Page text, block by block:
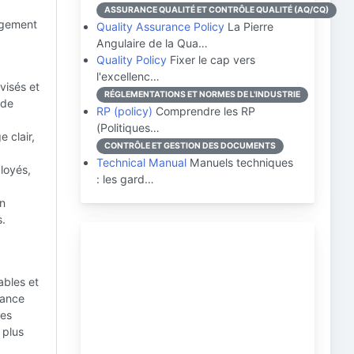
et
clair,
et
ASSURANCE QUALITÉ ET CONTRÔLE QUALITÉ (AQ/CQ)
Quality Assurance Policy La Pierre
Angulaire de la Qua…
Quality Policy Fixer le cap vers
l'excellenc…
RÉGLEMENTATIONS ET NORMES DE L'INDUSTRIE
RP (policy) Comprendre les RP
(Politiques…
CONTRÔLE ET GESTION DES DOCUMENTS
Technical Manual Manuels techniques
: les gard…